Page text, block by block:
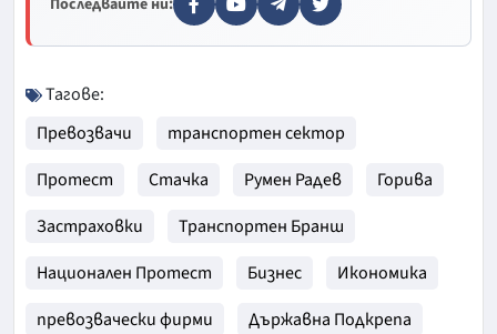
Последвайте ни:
Тагове:
Превозвачи
транспортен сектор
Протест
Стачка Румен Радев
Горива
Застраховки
Транспортен Бранш
Национален Протест
Бизнес
Икономика
превозвачески фирми
Държавна Подкрепа